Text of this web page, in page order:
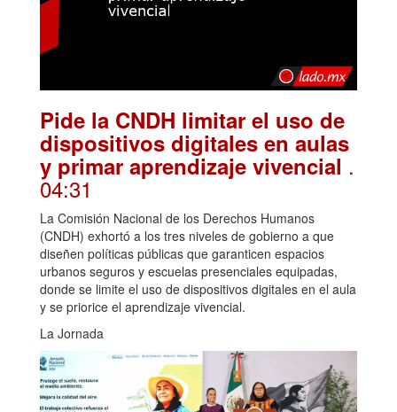
Pide la CNDH limitar el uso de
dispositivos digitales en aulas
y primar aprendizaje vivencial .
04:31
La Comisión Nacional de los Derechos Humanos
(CNDH) exhortó a los tres niveles de gobierno a que
diseñen políticas públicas que garanticen espacios
urbanos seguros y escuelas presenciales equipadas,
donde se limite el uso de dispositivos digitales en el aula
y se priorice el aprendizaje vivencial.
La Jornada